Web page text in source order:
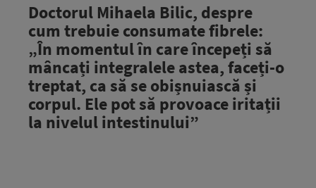
Doctorul Mihaela Bilic, despre
cum trebuie consumate fibrele:
„În momentul în care începeți să
mâncați integralele astea, faceți-o
treptat, ca să se obișnuiască și
corpul. Ele pot să provoace iritații
la nivelul intestinului”